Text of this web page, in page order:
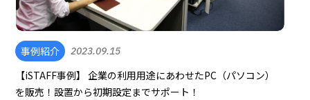
事例紹介 2023.09.15
【iSTAFF事例】 企業の利用用途にあわせたPC（パソコン）
を販売！設置から初期設定までサポート！